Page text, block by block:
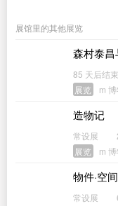
展馆里的其他展览
森村泰昌
85 天后结束
展览
m
造物记
常设展
展览
m
物件·空
常设展